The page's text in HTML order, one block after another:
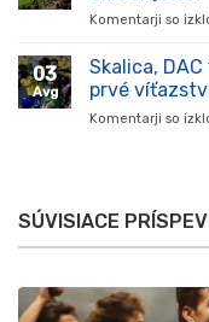
Komentarji so
03
Avg
Skalica,
prvé
Komentarji so
SÚVISIACE